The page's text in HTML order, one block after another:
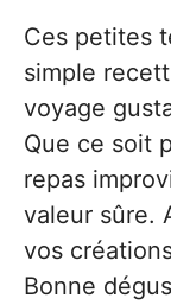
Ces petites
simple
voyage
Que ce soit
repas
valeur sûre.
vos
Bonne